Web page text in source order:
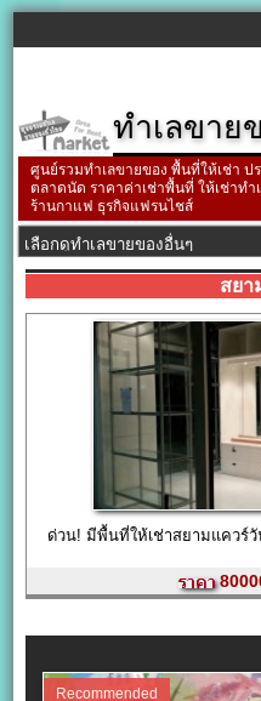
ทำเลขาย
ศูนย์รวมทำเลขายของ พื้นที่ให้เช่า
ตลาดนัด ราคาค่าเช่าพื้นที่ ให้เช่าท
ร้านกาแฟ ธุรกิจแฟรนไชส์
สยา
ด่วน! มีพื้นที่ให้เช่าสยามแควร์วั
Recommended